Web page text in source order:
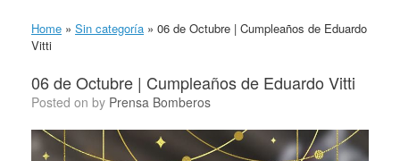
Home » Sin categoría » 06 de Octubre | Cumpleaños de Eduardo
Vitti
06 de Octubre | Cumpleaños de Eduardo Vitti
Posted on by Prensa Bomberos